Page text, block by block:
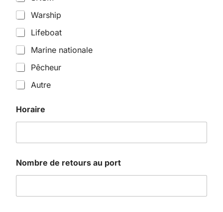
Warship
Lifeboat
Marine nationale
Pêcheur
Autre
Horaire
Nombre de retours au port